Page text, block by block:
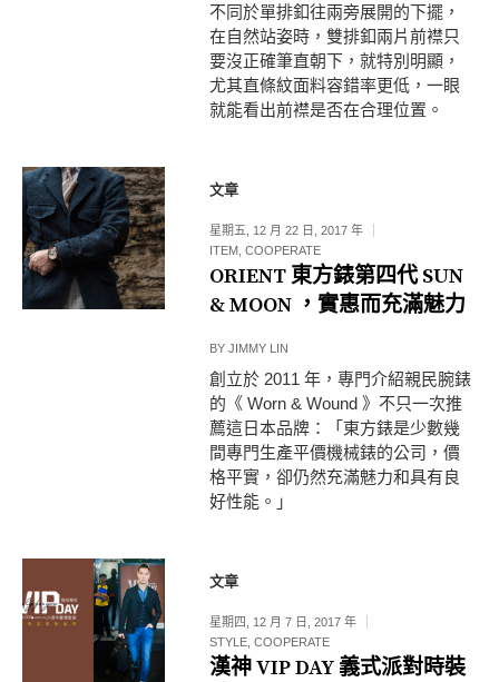
不同於單排釦往兩旁展開的下擺，
在自然站姿時，雙排釦兩片前襟只
要沒正確筆直朝下，就特別明顯，
尤其直條紋面料容錯率更低，一眼
就能看出前襟是否在合理位置。
文章
星期五, 12 月 22 日, 2017 年
ITEM ,COOPERATE
ORIENT 東方錶第四代 SUN
& MOON ，實惠而充滿魅力
BYJIMMY LIN
創立於 2011 年，專門介紹親民腕錶
的《 Worn & Wound 》不只一次推
薦這日本品牌：「東方錶是少數幾
間專門生產平價機械錶的公司，價
格平實，卻仍然充滿魅力和具有良
好性能。」
文章
星期四, 12 月 7 日, 2017 年
STYLE ,COOPERATE
漢神 VIP DAY 義式派對時裝